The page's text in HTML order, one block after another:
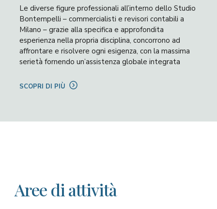
Le diverse figure professionali all’interno dello Studio
Bontempelli – commercialisti e revisori contabili a
Milano – grazie alla specifica e approfondita
esperienza nella propria disciplina, concorrono ad
affrontare e risolvere ogni esigenza, con la massima
serietà fornendo un’assistenza globale integrata
SCOPRI DI PIÙ
Aree di attività